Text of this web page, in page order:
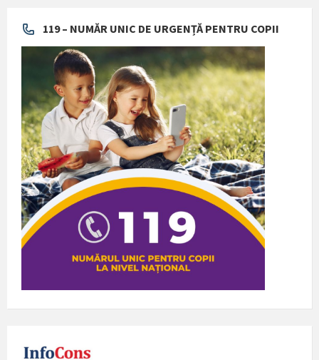
119 – NUMĂR UNIC DE URGENȚĂ PENTRU COPII